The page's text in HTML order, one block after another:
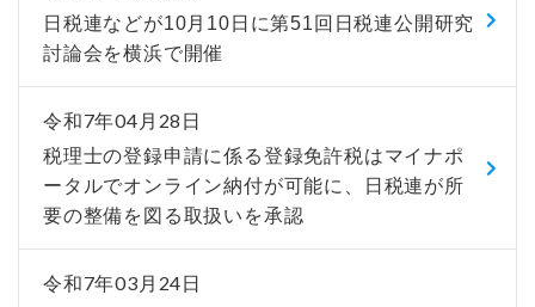
日税連などが10月10日に第51回日税連公開研究
討論会を横浜で開催
令和7年04月28日
税理士の登録申請に係る登録免許税はマイナポ
ータルでオンライン納付が可能に、日税連が所
要の整備を図る取扱いを承認
令和7年03月24日